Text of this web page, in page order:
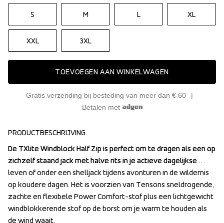
S M L XL
XXL 3XL
TOEVOEGEN AAN WINKELWAGEN
Gratis verzending bij besteding van meer dan € 60
Betalen met
PRODUCTBESCHRIJVING
De TXlite Windblock Half Zip is perfect om te dragen als een op
zichzelf staand jack met halve rits in je actieve dagelijkse
leven of onder een shelljack tijdens avonturen in de wildernis
op koudere dagen. Het is voorzien van Tensons sneldrogende,
zachte en flexibele Power Comfort-stof plus een lichtgewicht
windblokkerende stof op de borst om je warm te houden als
de wind waait.
De TXlite Windblock Half Zip is perfect om te dragen als een op
zichzelf staand jack met halve rits in je actieve dagelijkse
leven of onder een shelljack tijdens avonturen in de wildernis
op koudere dagen. Het is voorzien van Tensons sneldrogende,
zachte en flexibele Power Comfort-stof plus een lichtgewicht
windblokkerende stof op de borst om je warm te houden als
de wind waait.